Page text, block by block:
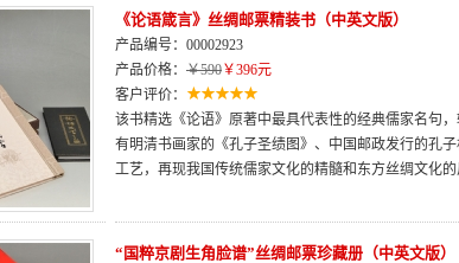
《论语箴言》丝绸邮票精装书（中英文版）
产品编号：00002923
产品价格： ￥590￥396元
客户评价：
该书精选《论语》原著中最具代表性的经典儒家名句
有明清书画家的《孔子圣绩图》、中国邮政发行的孔
工艺，再现我国传统儒家文化的精髓和东方丝绸文化的
“国粹京剧生角脸谱”丝绸邮票珍藏册（中英文版）